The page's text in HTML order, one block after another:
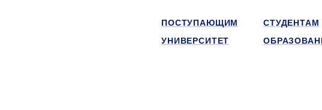
ПОСТУПАЮЩИМ
СТУДЕНТАМ
УНИВЕРСИТЕТ